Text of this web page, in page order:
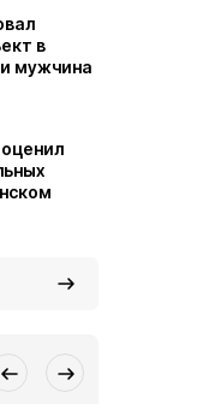
в
мужчина